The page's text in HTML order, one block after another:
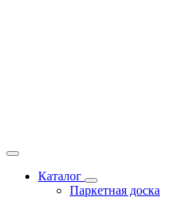
Каталог
Паркетная доска